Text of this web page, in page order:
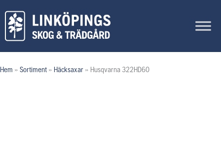
innehåll
Hem » Sortiment » Häcksaxar » Husqvarna 322HD60